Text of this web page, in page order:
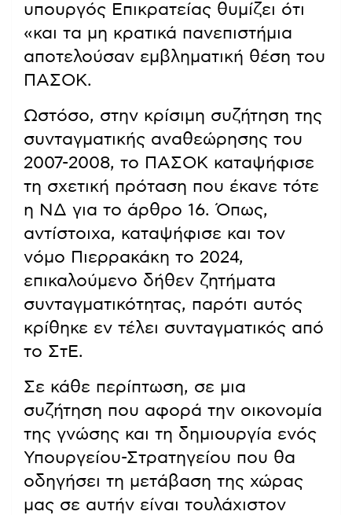
υπουργός Επικρατείας θυμίζει ότι
«και τα μη κρατικά πανεπιστήμια
αποτελούσαν εμβληματική θέση του
ΠΑΣΟΚ.
Ωστόσο, στην κρίσιμη συζήτηση της
συνταγματικής αναθεώρησης του
2007-2008, το ΠΑΣΟΚ καταψήφισε
τη σχετική πρόταση που έκανε τότε
η ΝΔ για το άρθρο 16. Όπως,
αντίστοιχα, καταψήφισε και τον
νόμο Πιερρακάκη το 2024,
επικαλούμενο δήθεν ζητήματα
συνταγματικότητας, παρότι αυτός
κρίθηκε εν τέλει συνταγματικός από
το ΣτΕ.
Σε κάθε περίπτωση, σε μια
συζήτηση που αφορά την οικονομία
της γνώσης και τη δημιουργία ενός
Υπουργείου-Στρατηγείου που θα
οδηγήσει τη μετάβαση της χώρας
μας σε αυτήν είναι τουλάχιστον